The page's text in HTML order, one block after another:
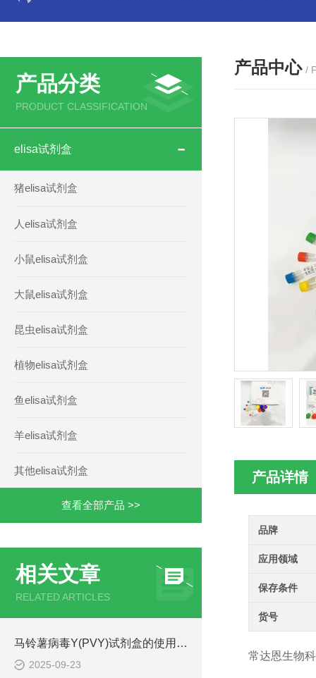
产品分类
PRODUCT CLASSIFICATION
elisa试剂盒
猪elisa试剂盒
人elisa试剂盒
小鼠elisa试剂盒
大鼠elisa试剂盒
昆虫elisa试剂盒
植物elisa试剂盒
鱼elisa试剂盒
羊elisa试剂盒
其他elisa试剂盒
查看全部产品 >>
相关文章
RELATED ARTICLES
马铃薯病毒Y(PVY)试剂盒的使用方法非常简单，一看就会
2025-09-23
产品中心 /
产品详情
品牌
应用领域
保存条件
货号
常达恩生物